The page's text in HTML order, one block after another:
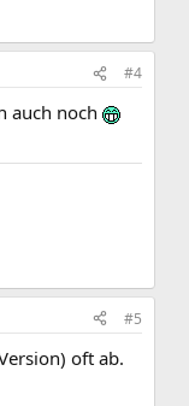
#4
auch noch
#5
oft ab.